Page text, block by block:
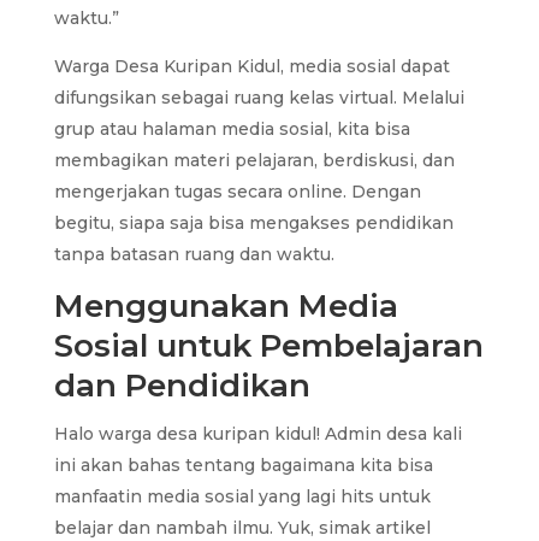
waktu.”
Warga Desa Kuripan Kidul, media sosial dapat
difungsikan sebagai ruang kelas virtual. Melalui
grup atau halaman media sosial, kita bisa
membagikan materi pelajaran, berdiskusi, dan
mengerjakan tugas secara online. Dengan
begitu, siapa saja bisa mengakses pendidikan
tanpa batasan ruang dan waktu.
Menggunakan Media
Sosial untuk Pembelajaran
dan Pendidikan
Halo warga desa kuripan kidul! Admin desa kali
ini akan bahas tentang bagaimana kita bisa
manfaatin media sosial yang lagi hits untuk
belajar dan nambah ilmu. Yuk, simak artikel